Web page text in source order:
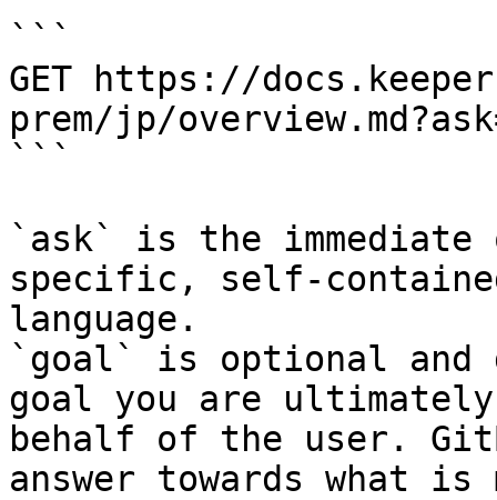
```
GET https://
prem/jp/
```
`ask` is the
specific, self-
language.
`goal` is optional and
goal you are
behalf of the user.
answer towards what